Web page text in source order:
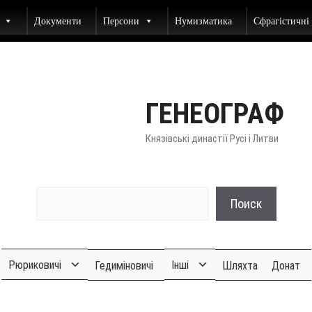
Документи Персони Нумизматика
ГЕНЕОГРАФ
Князівські династії Русі і Литви
Поиск
Рюриковичі Гедиміновичі Інші Шляхта Донат